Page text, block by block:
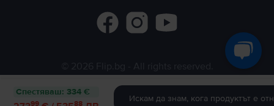
Спестяваш: 334 €
99 88
Искам да знам, кога продуктът е